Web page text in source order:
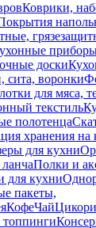
Коврики,
доски
сита, воронки
для мяса,
текстиль
полотенца
хранения на
для кухни
Полки и
для кухни
пакеты,
КофеЧай